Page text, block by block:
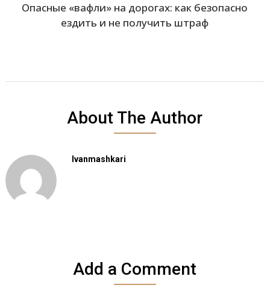
Опасные «вафли» на дорогах: как безопасно
ездить и не получить штраф
About The Author
Ivanmashkari
Add a Comment